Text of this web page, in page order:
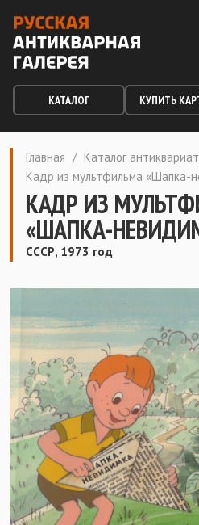
КАТАЛОГ КУПИТЬ
Главная / Каталог
Кадр из мультфильма «Шапка-
КАДР ИЗ
«ШАПКА-
СССР, 1973 год